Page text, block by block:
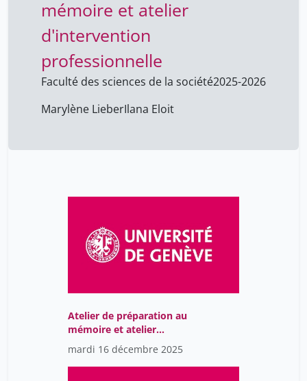
mémoire et atelier
d'intervention
professionnelle
Faculté des sciences de la société2025-2026
Marylène LieberIlana Eloit
Atelier de préparation au
mémoire et atelier
d'intervention
professionnelle
mardi 16 décembre 2025